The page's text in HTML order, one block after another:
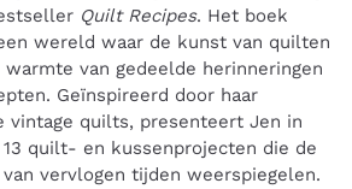
Quilt Recipes. Het boek
wereld waar de kunst van quilten
van gedeelde herinneringen
Geïnspireerd door haar
vintage quilts, presenteert Jen in
quilt- en kussenprojecten die de
vervlogen tijden weerspiegelen.